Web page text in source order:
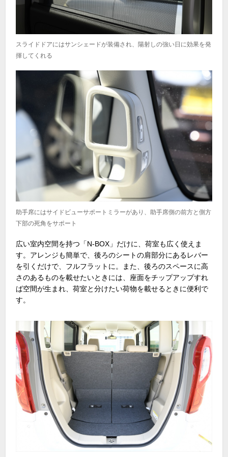
スライドドアにはサンシェードが装備され、陽射しの強い日に効果を発
揮してくれる
助手席にはサイドビューサポートミラーがあり、助手席側の前方と側方
下部の死角をサポート
広い室内空間を持つ「N-BOX」だけに、荷室も広く使えま
す。アレンジも簡単で、後ろのシートの肩部分にあるレバー
を引くだけで、フルフラットに。また、後ろのスペースに高
さのあるものを載せたいときには、座面をチップアップすれ
ば空間が生まれ、荷室と分けたい荷物を載せるときに便利で
す。